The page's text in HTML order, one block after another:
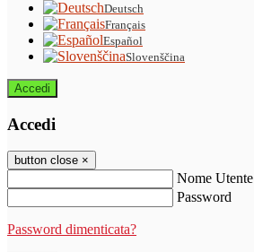
Deutsch
Français
Español
Slovenščina
Accedi
Accedi
button close ×
Nome Utente
Password
Password dimenticata?